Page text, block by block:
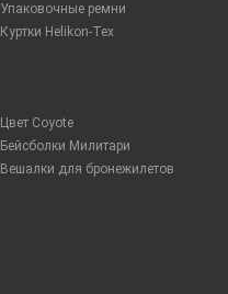
Упаковочные ремни
Куртки Helikon-Tex
Цвет Coyote
Бейсболки Милитари
Вешалки для бронежилетов